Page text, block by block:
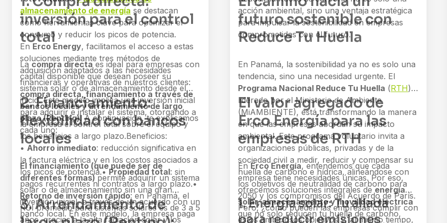
almacenamiento de energía se destacan
como herramientas clave para optimizar el
consumo y reducir los picos de potencia.
En Erco Energy, facilitamos el acceso a estas
soluciones mediante tres métodos de
adquisición adaptados a las necesidades
financieras y operativas de nuestros clientes:
compra directa, financiamiento a través de
bancos locales y arrendamiento de largo
plazo (Renting). A continuación, te explicamos
cada uno:
inversión para el control
total
Lacompra directaes ideal para empresas con
capital disponible que desean poseer su
sistema solar o de almacenamiento desde el
inicio. Este modelo implica una inversión inicial
para adquirir e instalar el sistema, otorgando a
la empresa el control total sobre el equipo y
los beneficios a largo plazo.Beneficios:
• Ahorro inmediato: reducción significativa en
la factura eléctrica y en los costos asociados a
los picos de potencia.•Propiedad total: sin
pagos recurrentes ni contratos a largo plazo.•
Retorno de inversión rápido: en Panamá, el
ROI promedio para sistemas solares es de 3 a 5
años, gracias a la alta radiación solar y los
2. Financiamiento:
flexibilidad con bancos
locales
El financiamiento (que puede ser de
diferentes formas)permite adquirir un sistema
solar o de almacenamiento sin una gran
inversión inicial, a través de un acuerdo con un
banco local. En este modelo, la empresa paga
3. Arrendamiento de
acción ambiental, sino una ventaja estratégica
para impulsar la sostenibilidad en empresas
comprometidas con el futuro.
futuro sostenible con
Reduce Tu Huella
En Panamá, la sostenibilidad ya no es solo una
tendencia, sino una necesidad urgente. El
Programa Nacional Reduce Tu Huella (RTH),
liderado por el Ministerio de Ambiente
(MiAMBIENTE), está transformando la manera
en que las empresas abordan su impacto
ambiental. Este programa voluntario invita a
organizaciones públicas, privadas y de la
sociedad civil a medir, reducir y compensar su
huella de carbono e hídrica, alineándose con
los objetivos de neutralidad de carbono para
2050 y los compromisos del Acuerdo de París.
Pero, ¿cómo pueden las empresas cumplir con
estos ambiciosos objetivos y, al mismo tiempo,
El valor agregado de
Erco Energía para las
empresas de RTH
EnErco Energía, entendemos que cada
empresa tiene necesidades únicas. Por eso,
ofrecemos soluciones integrales deenergía
solar, almacenamiento y movilidad eléctrica
que no solo reducen tu huella de carbono,
1. Energía solar: Tu aliada
para reducir emisiones